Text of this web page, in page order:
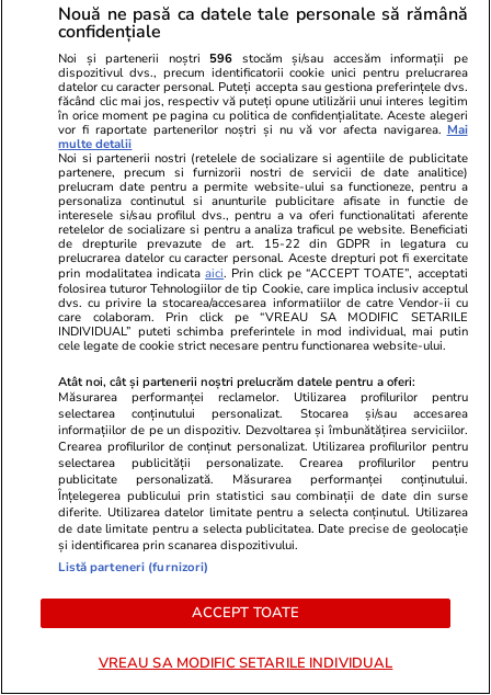
ZiaruldeIasi.ro
Compania care va începe
construirea unui parc fotovoltaic
uriaș la marginea Iașului a învârtit
anul trecut 160 de milioane de
euro. Cine este fondatorul
Fanatik.ro
i-a
Dinamo:
la așa ceva”
ULTIMELE ȘTIRI
Vacanțe și Cultură 06:45
Orașul european ideal pentru iubitorii de
literatură, unde prima librărie s-a deschis în
1610: „Ca în Stăpânul Inelelor”
Auto 06:30
De ce firmele încep să renunțe la regula „o
mașină pentru fiecare angajat”. Flotele devin
bugete de mobilitate
Nouă ne pasă ca datele tale personale să rămână
confidențiale
Noi și partenerii noștri 596 stocăm și/sau accesăm informații pe
dispozitivul dvs., precum identificatorii cookie unici pentru prelucrarea
datelor cu caracter personal. Puteți accepta sau gestiona preferințele dvs.
făcând clic mai jos, respectiv vă puteți opune utilizării unui interes legitim
în orice moment pe pagina cu politica de confidențialitate. Aceste alegeri
vor fi raportate partenerilor noștri și nu vă vor afecta navigarea. Mai
multe detalii
Noi si partenerii nostri (retelele de socializare si agentiile de publicitate
partenere, precum si furnizorii nostri de servicii de date analitice)
prelucram date pentru a permite website-ului sa functioneze, pentru a
personaliza continutul si anunturile publicitare afisate in functie de
interesele si/sau profilul dvs., pentru a va oferi functionalitati aferente
retelelor de socializare si pentru a analiza traficul pe website. Beneficiati
de drepturile prevazute de art. 15-22 din GDPR in legatura cu
prelucrarea datelor cu caracter personal. Aceste drepturi pot fi exercitate
prin modalitatea indicataaici. Prin click pe “ACCEPT TOATE”, acceptati
folosirea tuturor Tehnologiilor de tip Cookie, care implica inclusiv acceptul
dvs. cu privire la stocarea/accesarea informatiilor de catre Vendor-ii cu
care colaboram. Prin click pe “VREAU SA MODIFIC SETARILE
INDIVIDUAL” puteti schimba preferintele in mod individual, mai putin
cele legate de cookie strict necesare pentru functionarea website-ului.
Atât noi, cât și partenerii noștri prelucrăm datele pentru a oferi:
Măsurarea performanței reclamelor. Utilizarea profilurilor pentru
selectarea conținutului personalizat. Stocarea și/sau accesarea
informațiilor de pe un dispozitiv. Dezvoltarea și îmbunătățirea serviciilor.
Crearea profilurilor de conținut personalizat. Utilizarea profilurilor pentru
selectarea publicității personalizate. Crearea profilurilor pentru
publicitate personalizată. Măsurarea performanței conținutului.
Înțelegerea publicului prin statistici sau combinații de date din surse
diferite. Utilizarea datelor limitate pentru a selecta conținutul. Utilizarea
de date limitate pentru a selecta publicitatea. Date precise de geolocație
și identificarea prin scanarea dispozitivului.
Listă parteneri (furnizori)
ACCEPT TOATE
VREAU SA MODIFIC SETARILE INDIVIDUAL